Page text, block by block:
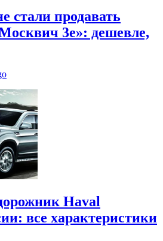
стали продавать
3e»: дешевле,
Haval
все характеристики